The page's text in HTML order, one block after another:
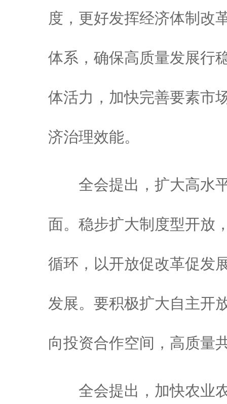
度，更好发挥经济体制改
体系，确保高质量发展行
体活力，加快完善要素市
济治理效能。
全会提出，扩大高水平
面。稳步扩大制度型开放
循环，以开放促改革促发
发展。要积极扩大自主开
向投资合作空间，高质量
全会提出，加快农业农